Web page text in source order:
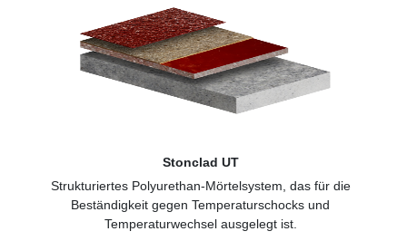
Stonclad UT
Strukturiertes Polyurethan-Mörtelsystem, das für die
Beständigkeit gegen Temperaturschocks und
Temperaturwechsel ausgelegt ist.